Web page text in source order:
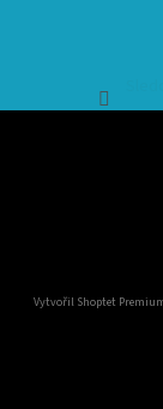
Vytvořil Shoptet